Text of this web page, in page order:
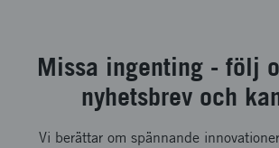
Missa ingenting - följ
nyhetsbrev och
Vi berättar om spännande